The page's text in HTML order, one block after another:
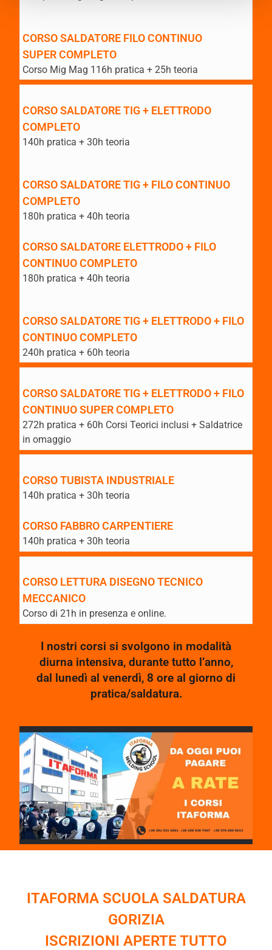
CORSO SALDATORE FILO CONTINUO
SUPER COMPLETO
Corso Mig Mag 116h pratica + 25h teoria
CORSO SALDATORE TIG + ELETTRODO
COMPLETO
140h pratica + 30h teoria
CORSO SALDATORE TIG + FILO CONTINUO
COMPLETO
180h pratica + 40h teoria
CORSO SALDATORE ELETTRODO + FILO
CONTINUO COMPLETO
180h pratica + 40h teoria
CORSO SALDATORE TIG + ELETTRODO + FILO
CONTINUO COMPLETO
240h pratica + 60h teoria
CORSO SALDATORE TIG + ELETTRODO + FILO
CONTINUO SUPER COMPLETO
272h pratica + 60h Corsi Teorici inclusi + Saldatrice
in omaggio
CORSO TUBISTA INDUSTRIALE
140h pratica + 30h teoria
CORSO FABBRO CARPENTIERE
140h pratica + 30h teoria
CORSO LETTURA DISEGNO TECNICO
MECCANICO
Corso di 21h in presenza e online.
I nostri corsi si svolgono in modalità
diurna intensiva, durante tutto l’anno,
dal lunedì al venerdì, 8 ore al giorno di
pratica/saldatura.
ITAFORMA SCUOLA SALDATURA
GORIZIA
ISCRIZIONI APERTE TUTTO